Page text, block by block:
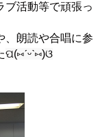
ブ活動等で頑張っ
、朗読や合唱に参
ପ(⑅ˊᵕˋ⑅)ଓ